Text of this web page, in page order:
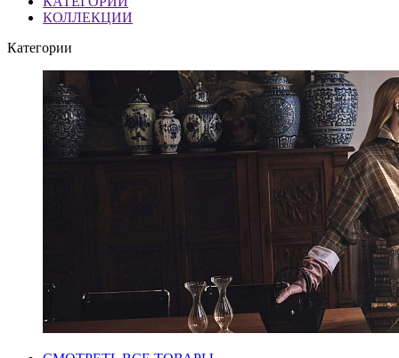
КОЛЛЕКЦИИ
Категории